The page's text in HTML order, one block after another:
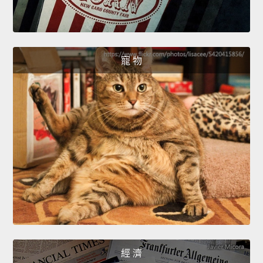
寵 物
經 濟